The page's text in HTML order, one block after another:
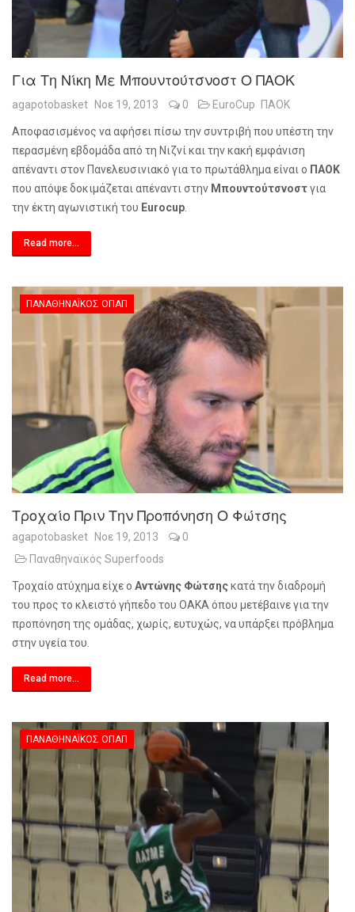
Για Τη Νίκη Με Μπουντούτσνοστ Ο ΠΑΟΚ
agapotobasket Νοε 19, 2013 0 EuroCup ΠΑΟΚ
Αποφασισμένος να αφήσει πίσω την συντριβή που υπέστη την
περασμένη εβδομάδα από τη Νιζνί και την κακή εμφάνιση
απέναντι στον Πανελευσινιακό για το πρωτάθλημα είναι ο ΠΑΟΚ
που απόψε δοκιμάζεται απέναντι στην Μπουντούτσνοστγια
την έκτη αγωνιστική του Eurocup
Read more...
ΠΑΝΑΘΗΝΑΪΚΌΣ ΟΠΑΠ
Τροχαίο Πριν Την Προπόνηση Ο Φώτσης
agapotobasket Νοε 19, 2013
0
Παναθηναϊκός Superfoods
Τροχαίο ατύχημα είχε ο Αντώνης Φώτσηςκατά την διαδρομή
του προς το κλειστό γήπεδο του ΟΑΚΑ όπου μετέβαινε για την
προπόνηση της ομάδας, χωρίς, ευτυχώς, να υπάρξει πρόβλημα
στην υγεία του.
Read more...
ΠΑΝΑΘΗΝΑΪΚΌΣ ΟΠΑΠ